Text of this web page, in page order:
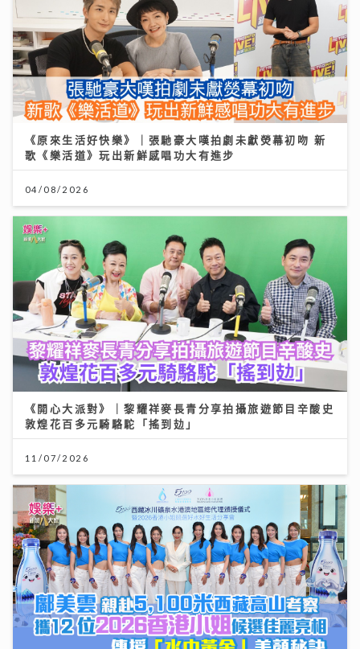
《原來生活好快樂》｜張馳豪大嘆拍劇未獻熒幕初吻 新
歌《樂活道》玩出新鮮感唱功大有進步
04/08/2026
《開心大派對》｜黎耀祥麥長青分享拍攝旅遊節目辛酸史
敦煌花百多元騎駱駝「搖到攰」
11/07/2026